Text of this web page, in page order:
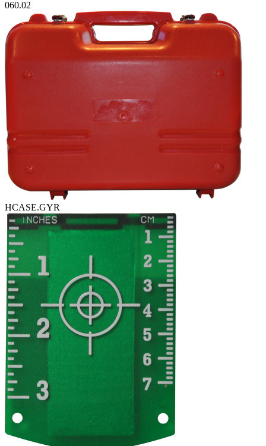
060.02
HCASE.GYR